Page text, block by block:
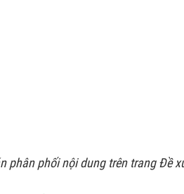
phân phối nội dung trên trang Đề